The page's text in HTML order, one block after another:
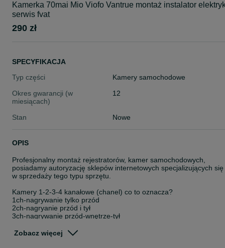
Kamerka 70mai Mio Viofo Vantrue montaż instalator
serwis fvat
290 zł
SPECYFIKACJA
Typ części
Kamery samochodowe
Okres gwarancji (w
miesiącach)
12
Stan Nowe
OPIS
Profesjonalny montaż rejestratorów, kamer samochodowych,
posiadamy autoryzację sklepów internetowych specjalizujących się
w sprzedaży tego typu sprzętu.
Kamery 1-2-3-4 kanałowe (chanel) co to oznacza?
1ch-nagrywanie tylko przód
2ch-nagryanie przód i tył
3ch-nagrywanie przód-wnętrze-tył
Zobacz więcej